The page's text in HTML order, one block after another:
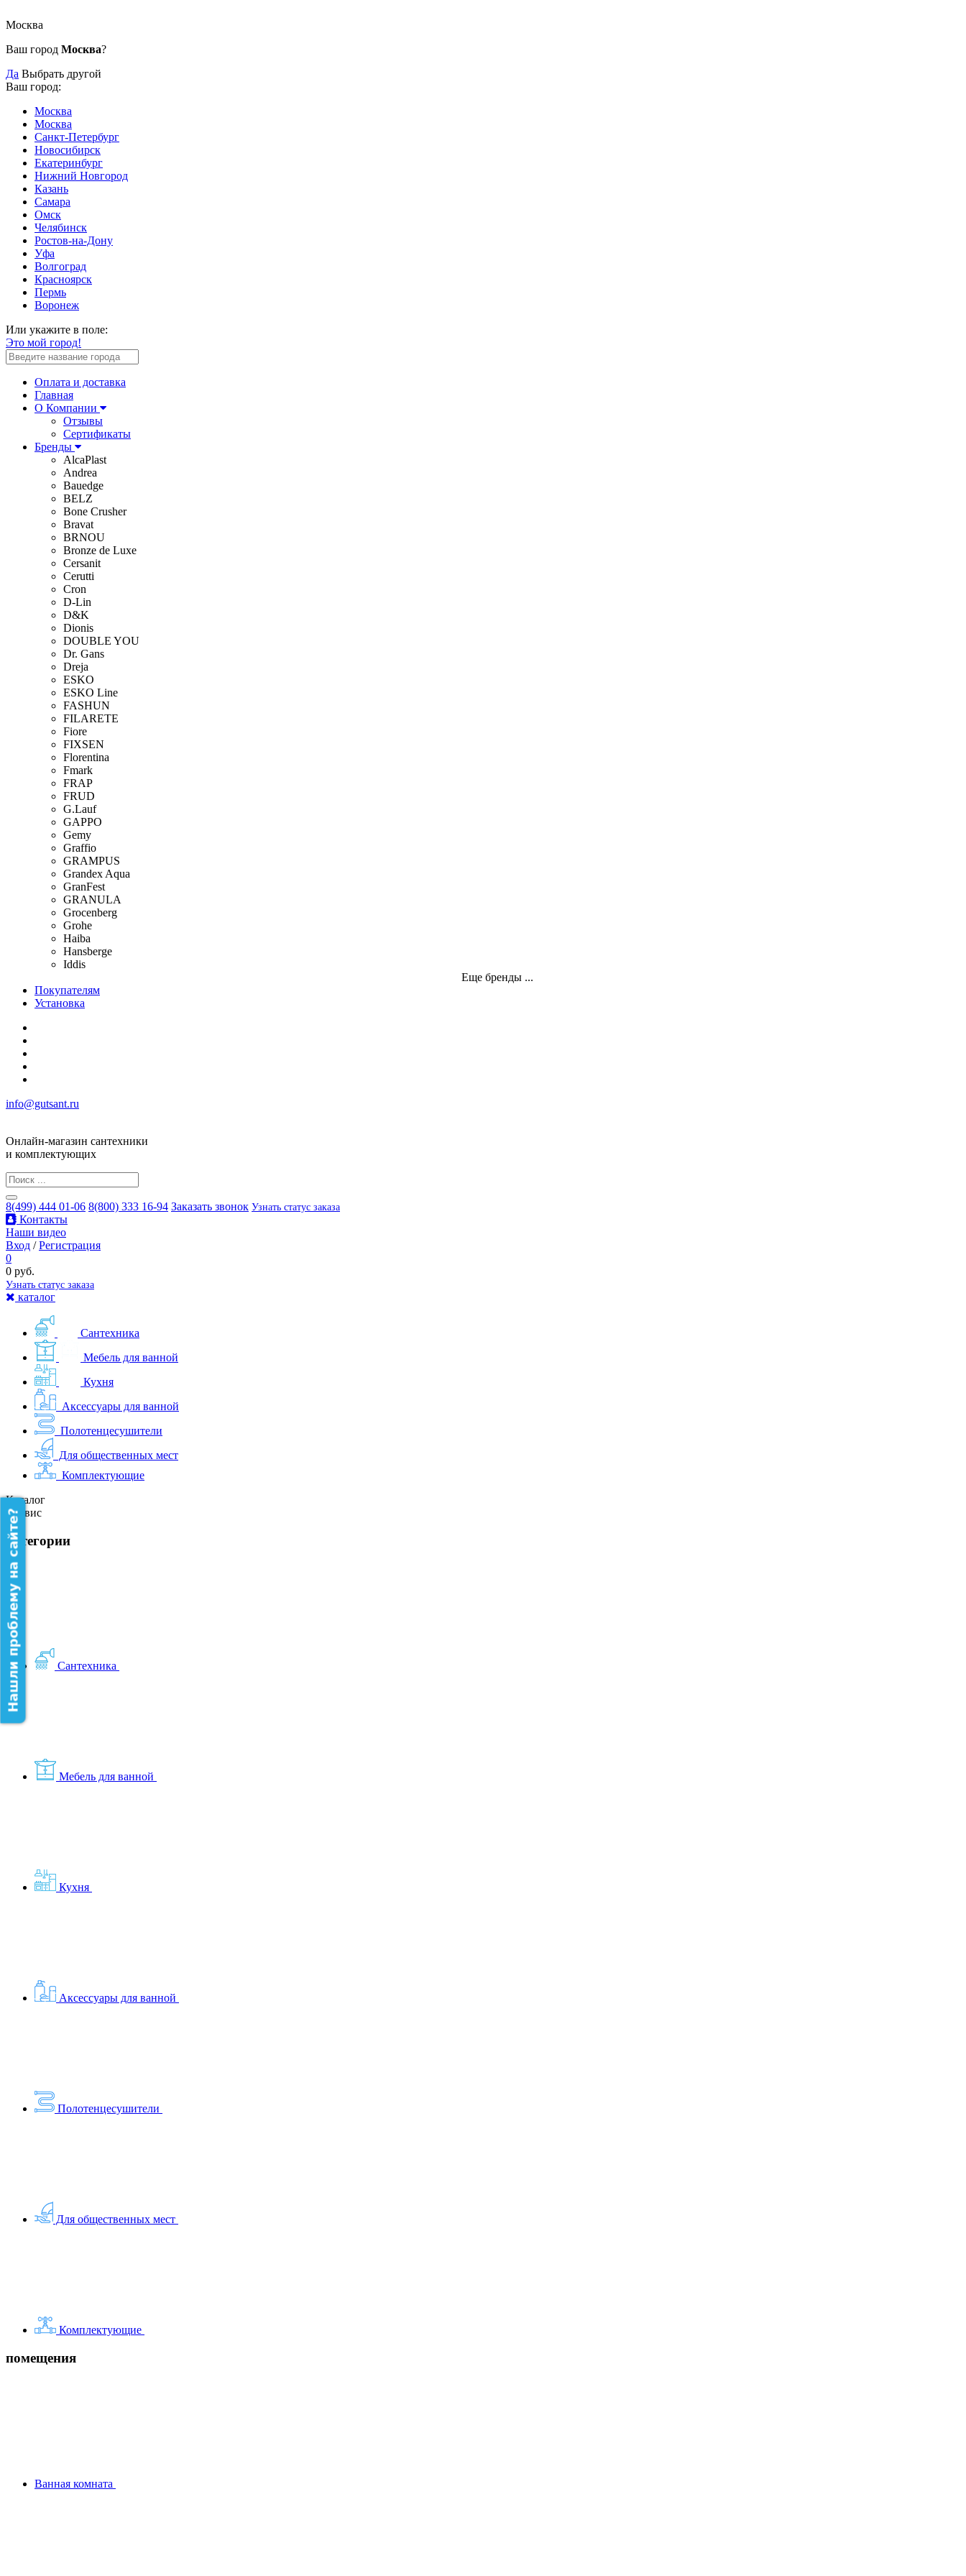
Москва
Ваш город Москва?
Да Выбрать другой
Ваш город:
Москва
Москва
Санкт-Петербург
Новосибирск
Екатеринбург
Нижний Новгород
Казань
Самара
Омск
Челябинск
Ростов-на-Дону
Уфа
Волгоград
Красноярск
Пермь
Воронеж
Или укажите в поле:
Это мой город!
Оплата и доставка
Главная
О Компании
Отзывы
Сертификаты
Бренды
AlcaPlast
Andrea
Bauedge
BELZ
Bone Crusher
Bravat
BRNOU
Bronze de Luxe
Cersanit
Cerutti
Cron
D-Lin
D&K
Dionis
DOUBLE YOU
Dr. Gans
Dreja
ESKO
ESKO Line
FASHUN
FILARETE
Fiore
FIXSEN
Florentina
Fmark
FRAP
FRUD
G.Lauf
GAPPO
Gemy
Graffio
GRAMPUS
Grandex Aqua
GranFest
GRANULA
Grocenberg
Grohe
Haiba
Hansberge
Iddis
Еще бренды ...
Покупателям
Установка
info@gutsant.ru
Онлайн-магазин сантехники
и комплектующих
8(499) 444 01-06 8(800) 333 16-94 Заказать звонок Узнать статус заказа
Контакты
Наши видео
Вход /Регистрация
0
0 руб.
Узнать статус заказа
каталог
Сантехника
Мебель для ванной
Кухня
Аксессуары для ванной
Полотенцесушители
Для общественных мест
Комплектующие
Каталог
Сервис
категории
Сантехника
Мебель для ванной
Кухня
Аксессуары для ванной
Полотенцесушители
Для общественных мест
Комплектующие
помещения
Ванная комната
Нашли проблему на сайте?